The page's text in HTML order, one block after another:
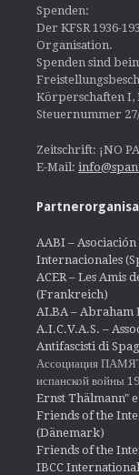
Spenden:
Der KFSR 1936-
Organisation.
Spenden sind
Körperschaften
Steuernummer
Zeitschrift: ¡NO
E-Mail:
AABI –
Internacionales
ACER – Les Amis
(Frankreich)
ALBA –
A.I.C.V.A.S. –
Antifascisti di
Ассоциация
испанской войны
Ernst Thälmann"
Friends of the
(Dänemark)
Friends of the
IBCC